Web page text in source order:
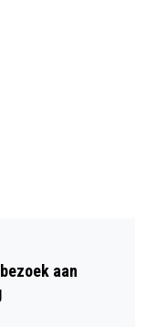
aan